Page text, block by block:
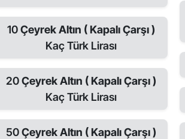
10Çeyrek Altın ( Kapalı Çarşı )
Kaç Türk Lirası
20Çeyrek Altın ( Kapalı Çarşı )
Kaç Türk Lirası
50Çeyrek Altın ( Kapalı Çarşı )